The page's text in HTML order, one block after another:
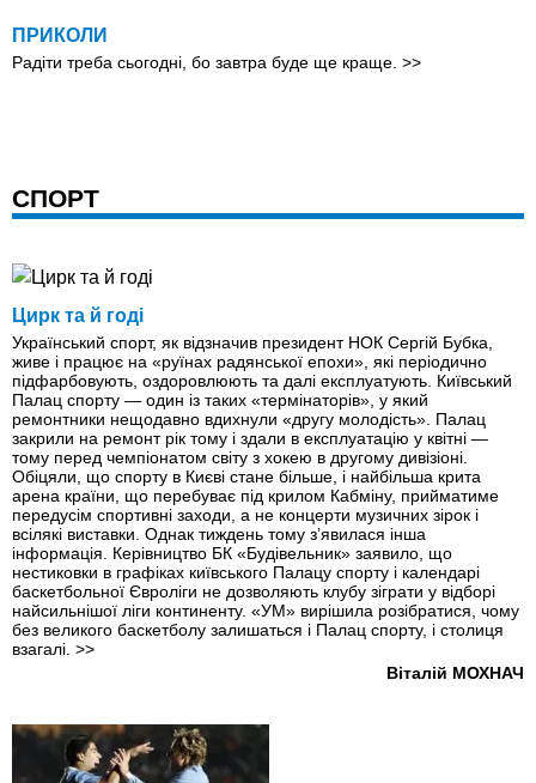
ПРИКОЛИ
Радіти треба сьогодні, бо завтра буде ще краще. >>
СПОРТ
Цирк та й годі
Український спорт, як відзначив президент НОК Сергій Бубка,
живе і працює на «руїнах радянської епохи», які періодично
підфарбовують, оздоровлюють та далі експлуатують. Київський
Палац спорту — один із таких «термінаторів», у який
ремонтники нещодавно вдихнули «другу молодість». Палац
закрили на ремонт рік тому і здали в експлуатацію у квітні —
тому перед чемпіонатом світу з хокею в другому дивізіоні.
Обіцяли, що спорту в Києві стане більше, і найбільша крита
арена країни, що перебуває під крилом Кабміну, прийматиме
передусім спортивні заходи, а не концерти музичних зірок і
всілякі виставки. Однак тиждень тому з’явилася інша
інформація. Керівництво БК «Будівельник» заявило, що
нестиковки в графіках київського Палацу спорту і календарі
баскетбольної Євроліги не дозволяють клубу зіграти у відборі
найсильнішої ліги континенту. «УМ» вирішила розібратися, чому
без великого баскетболу залишаться і Палац спорту, і столиця
взагалі. >>
Віталій МОХНАЧ